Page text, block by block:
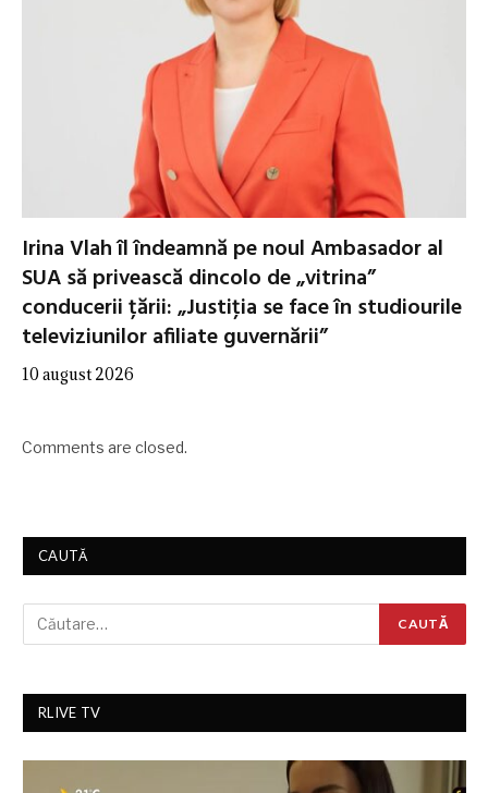
Irina Vlah îl îndeamnă pe noul Ambasador al
SUA să privească dincolo de „vitrina”
conducerii țării: „Justiţia se face în studiourile
televiziunilor afiliate guvernării”
10 august 2026
Comments are closed.
CAUTĂ
RLIVE TV